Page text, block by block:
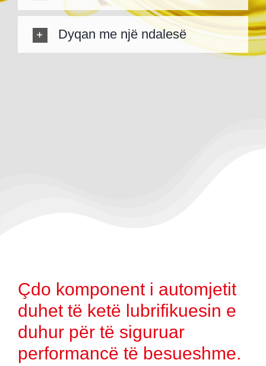
Dyqan me një ndalesë
Çdo komponent i automjetit
duhet të ketë lubrifikuesin e
duhur për të siguruar
performancë të besueshme.